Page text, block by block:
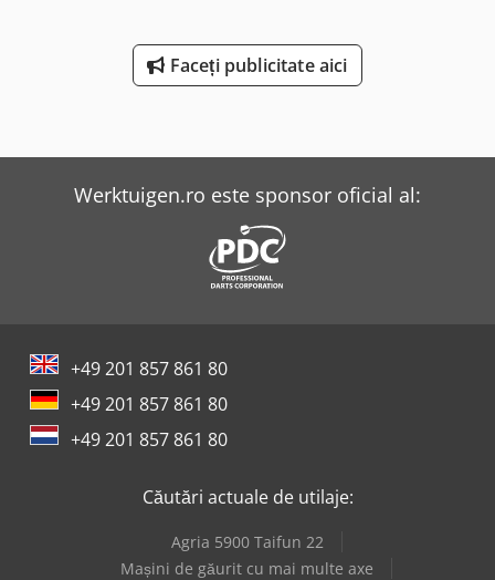
Faceți publicitate aici
Werktuigen.ro este sponsor oficial al:
+49 201 857 861 80
+49 201 857 861 80
+49 201 857 861 80
Căutări actuale de utilaje:
Agria 5900 Taifun 22
Mașini de găurit cu mai multe axe